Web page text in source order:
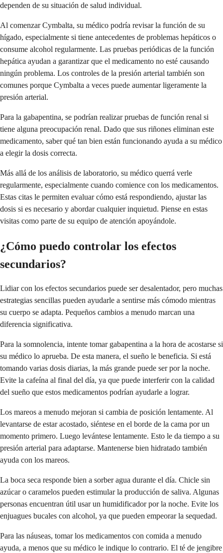
dependen de su situación de salud individual.
Al comenzar Cymbalta, su médico podría revisar la función de su
hígado, especialmente si tiene antecedentes de problemas hepáticos o
consume alcohol regularmente. Las pruebas periódicas de la función
hepática ayudan a garantizar que el medicamento no esté causando
ningún problema. Los controles de la presión arterial también son
comunes porque Cymbalta a veces puede aumentar ligeramente la
presión arterial.
Para la gabapentina, se podrían realizar pruebas de función renal si
tiene alguna preocupación renal. Dado que sus riñones eliminan este
medicamento, saber qué tan bien están funcionando ayuda a su médico
a elegir la dosis correcta.
Más allá de los análisis de laboratorio, su médico querrá verle
regularmente, especialmente cuando comience con los medicamentos.
Estas citas le permiten evaluar cómo está respondiendo, ajustar las
dosis si es necesario y abordar cualquier inquietud. Piense en estas
visitas como parte de su equipo de atención apoyándole.
¿Cómo puedo controlar los efectos
secundarios?
Lidiar con los efectos secundarios puede ser desalentador, pero muchas
estrategias sencillas pueden ayudarle a sentirse más cómodo mientras
su cuerpo se adapta. Pequeños cambios a menudo marcan una
diferencia significativa.
Para la somnolencia, intente tomar gabapentina a la hora de acostarse si
su médico lo aprueba. De esta manera, el sueño le beneficia. Si está
tomando varias dosis diarias, la más grande puede ser por la noche.
Evite la cafeína al final del día, ya que puede interferir con la calidad
del sueño que estos medicamentos podrían ayudarle a lograr.
Los mareos a menudo mejoran si cambia de posición lentamente. Al
levantarse de estar acostado, siéntese en el borde de la cama por un
momento primero. Luego levántese lentamente. Esto le da tiempo a su
presión arterial para adaptarse. Mantenerse bien hidratado también
ayuda con los mareos.
La boca seca responde bien a sorber agua durante el día. Chicle sin
azúcar o caramelos pueden estimular la producción de saliva. Algunas
personas encuentran útil usar un humidificador por la noche. Evite los
enjuagues bucales con alcohol, ya que pueden empeorar la sequedad.
Para las náuseas, tomar los medicamentos con comida a menudo
ayuda, a menos que su médico le indique lo contrario. El té de jengibre